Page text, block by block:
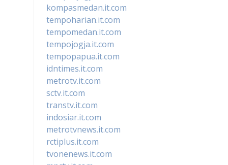
kompasmedan.it.com
tempoharian.it.com
tempomedan.it.com
tempojogja.it.com
tempopapua.it.com
idntimes.it.com
metrotv.it.com
sctv.it.com
transtv.it.com
indosiar.it.com
metrotvnews.it.com
rctiplus.it.com
tvonenews.it.com